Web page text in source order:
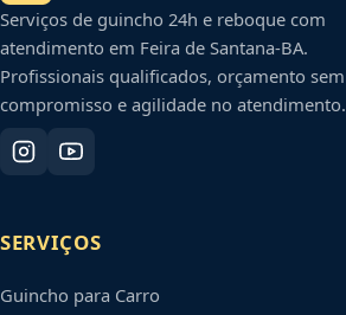
Serviços de guincho 24h e reboque com
atendimento em Feira de Santana-BA.
Profissionais qualificados, orçamento sem
compromisso e agilidade no atendimento.
SERVIÇOS
Guincho para Carro